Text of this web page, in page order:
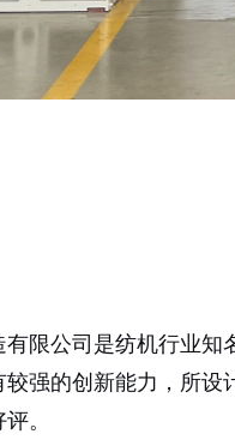
限公司是纺机行业知
强的创新能力，所设
。